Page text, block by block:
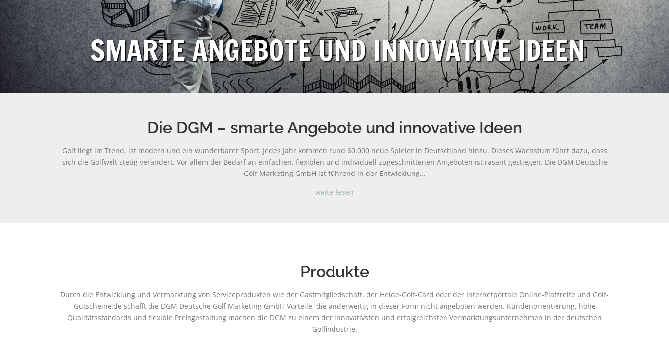
SMARTE ANGEBOTE UND INNOVATIVE IDEEN
Die DGM – smarte Angebote und innovative Ideen
Golf liegt im Trend, ist modern und ein wunderbarer Sport. Jedes Jahr kommen rund 60.000 neue Spieler in Deutschland hinzu. Dieses Wachstum führt dazu, dass
sich die Golfwelt stetig verändert. Vor allem der Bedarf an einfachen, flexiblen und individuell zugeschnittenen Angeboten ist rasant gestiegen. Die DGM Deutsche
Golf Marketing GmbH ist führend in der Entwicklung...
weiterlesen
Produkte
Durch die Entwicklung und Vermarktung von Serviceprodukten wie der Gastmitgliedschaft, der Heide-Golf-Card oder der Internetportale Online-Platzreife und Golf-
Gutscheine.de schafft die DGM Deutsche Golf Marketing GmbH Vorteile, die anderweitig in dieser Form nicht angeboten werden. Kundenorientierung, hohe
Qualitätsstandards und flexible Preisgestaltung machen die DGM zu einem der innovativsten und erfolgreichsten Vermarktungsunternehmen in der deutschen
Golfindustrie.